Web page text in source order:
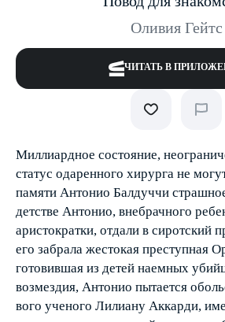
Оливия Гейтс
ЧИТАТЬ В
Миллиардное состояние,
статус одаренного хирурга не
памяти Антонио Балдуччи
детстве Антонио, внебрачного
аристократки, отдали в сиротский
его забрала жестокая преступная
готовившая из детей наемных
возмездия, Антонио пытается
вого ученого Лилиану Аккарди,